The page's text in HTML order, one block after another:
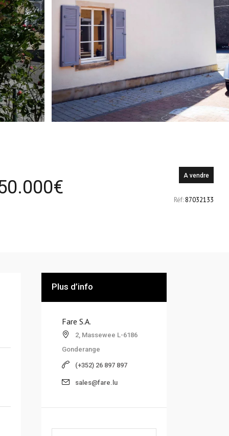
€
A vendre
Réf: 87032133
Plus d’info
Fare S.A.
2, Massewee L-6186
Gonderange
(+352) 26 897 897
sales@fare.lu